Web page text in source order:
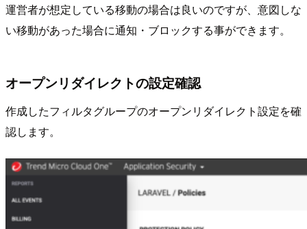
運営者が想定している移動の場合は良いのですが、意図しな
い移動があった場合に通知・ブロックする事ができます。
オープンリダイレクトの設定確認
作成したフィルタグループのオープンリダイレクト設定を確
認します。